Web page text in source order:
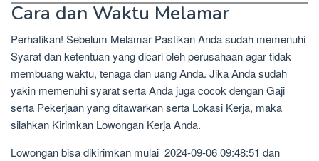
Cara dan Waktu Melamar
Perhatikan! Sebelum Melamar Pastikan Anda sudah memenuhi
Syarat dan ketentuan yang dicari oleh perusahaan agar tidak
membuang waktu, tenaga dan uang Anda. Jika Anda sudah
yakin memenuhi syarat serta Anda juga cocok dengan Gaji
serta Pekerjaan yang ditawarkan serta Lokasi Kerja, maka
silahkan Kirimkan Lowongan Kerja Anda.
Lowongan bisa dikirimkan mulai 2024-09-06 09:48:51 dan